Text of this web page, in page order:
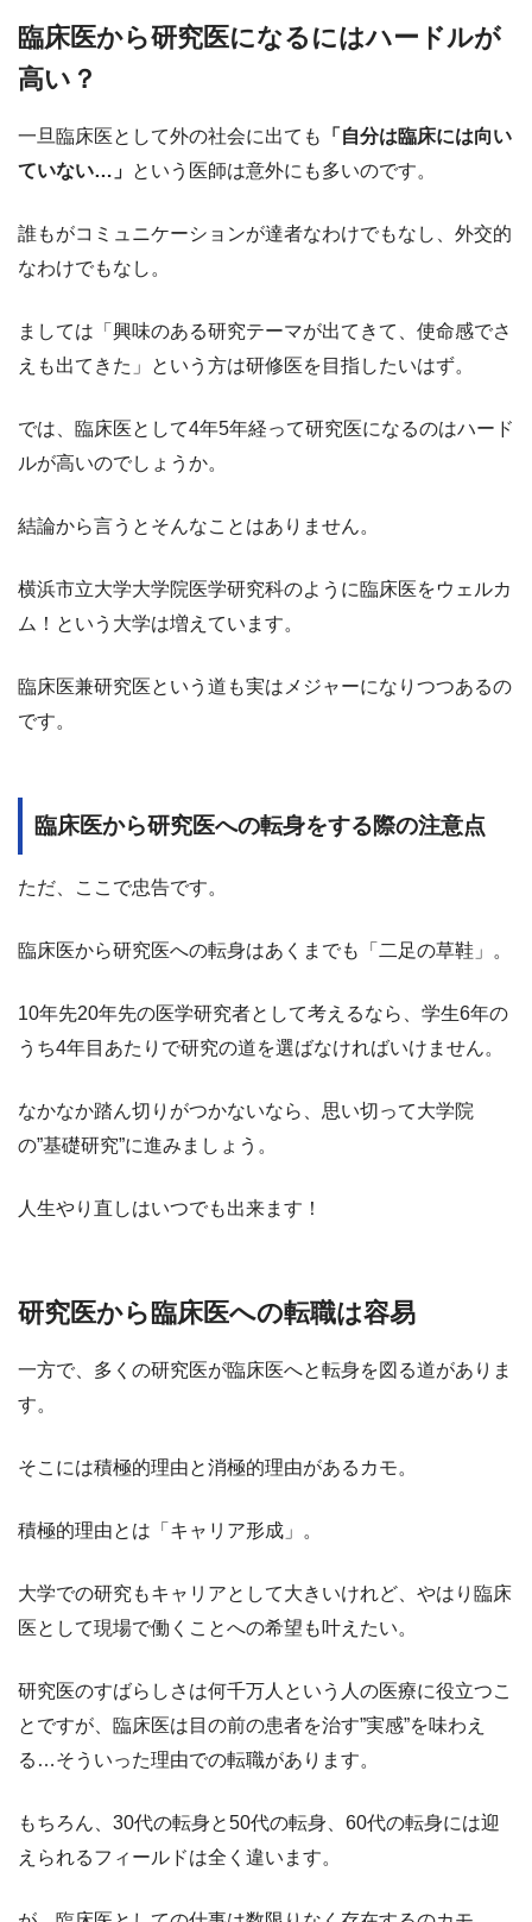
臨床医から研究医になるにはハードルが
高い？
一旦臨床医として外の社会に出ても
「自分は臨床には向い
ていない…」 という医師は意外にも多いのです。
誰もがコミュニケーションが達者なわけでもなし、外交的
なわけでもなし。
ましては「興味のある研究テーマが出てきて、使命感でさ
えも出てきた」という方は研修医を目指したいはず。
では、臨床医として4年5年経って研究医になるのはハード
ルが高いのでしょうか。
結論から言うとそんなことはありません。
横浜市立大学大学院医学研究科のように臨床医をウェルカ
ム！という大学は増えています。
臨床医兼研究医という道も実はメジャーになりつつあるの
です。
臨床医から研究医への転身をする際の注意点
ただ、ここで忠告です。
臨床医から研究医への転身はあくまでも「二足の草鞋」。
10年先20年先の医学研究者として考えるなら、学生6年の
うち4年目あたりで研究の道を選ばなければいけません。
なかなか踏ん切りがつかないなら、思い切って大学院
の”基礎研究”に進みましょう。
人生やり直しはいつでも出来ます！
研究医から臨床医への転職は容易
一方で、多くの研究医が臨床医へと転身を図る道がありま
す。
そこには積極的理由と消極的理由があるカモ。
積極的理由とは「キャリア形成」。
大学での研究もキャリアとして大きいけれど、やはり臨床
医として現場で働くことへの希望も叶えたい。
研究医のすばらしさは何千万人という人の医療に役立つこ
とですが、臨床医は目の前の患者を治す”実感”を味わえ
る…そういった理由での転職があります。
もちろん、30代の転身と50代の転身、60代の転身には迎
えられるフィールドは全く違います。